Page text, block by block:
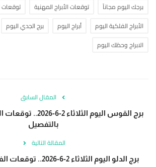
برجك اليوم مجاناً
توقعات الأبراج المهنية
توقعات
الأبراج الفلكية اليوم
أبراج اليوم برج الجدي اليوم
الابراج وحظك اليوم
المقال السابق
برج القوس اليوم
بالتفصيل
المقالة التالية
برج الدلو اليوم